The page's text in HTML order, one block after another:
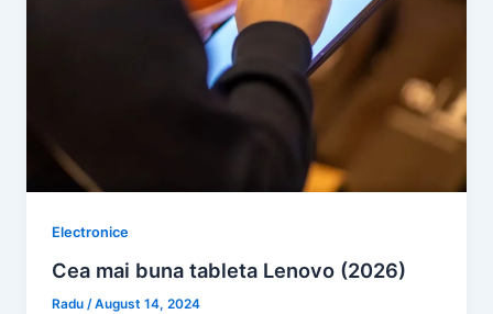
Electronice
Cea mai buna tableta Lenovo (2026)
Radu/August 14, 2024